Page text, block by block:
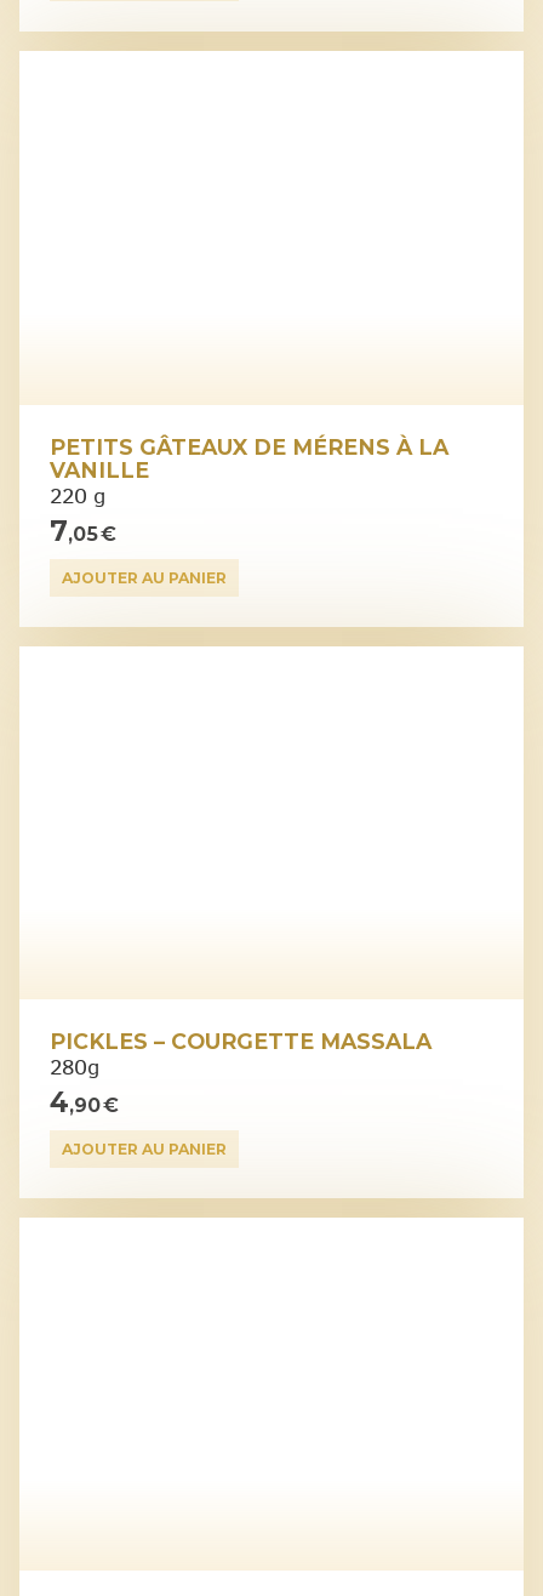
PETITS GÂTEAUX DE MÉRENS À LA
VANILLE
220 g
7,05 €
AJOUTER AU PANIER
PICKLES – COURGETTE MASSALA
280g
4,90 €
AJOUTER AU PANIER